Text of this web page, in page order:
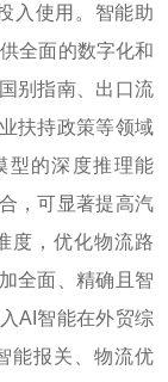
入使用。智能助
全面的数字化和
别指南、出口流
扶持政策等领域
型的深度推理能
，可显著提高汽
度，优化物流路
全面、精确且智
AI智能在外贸综
能报关、物流优